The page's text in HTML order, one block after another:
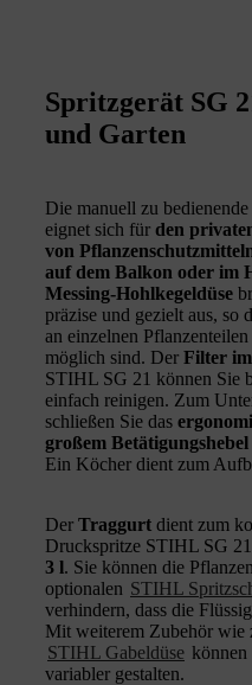
Spritzgerät SG
und Garten
Die manuell zu
eignet sich für den
von
auf dem Balkon oder im
Messing-Hohlkegeldüse
präzise und gezielt aus, so
an einzelnen
möglich sind. Der Filter
STIHL SG 21 können Sie
einfach reinigen. Zum
schließen Sie das
großem
Ein Köcher dient zum
Der Traggurt dient zum
Druckspritze STIHL SG
3 l. Sie können die
optionalen STIHL
verhindern, dass die
Mit weiterem Zubehör wie
STIHL Gabeldüse können
variabler gestalten.